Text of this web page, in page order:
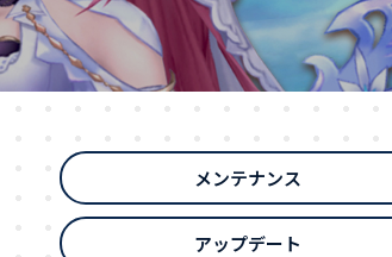
メンテナンス
アップデート